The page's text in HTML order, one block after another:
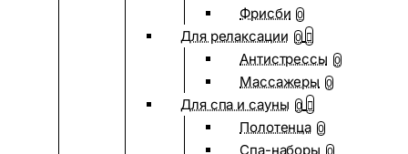
Фрисби 0
Для релаксации 0
Антистрессы 0
Массажеры 0
Для спа и сауны 0
Полотенца 0
Спа-наборы 0